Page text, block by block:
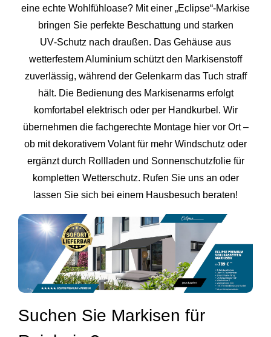
eine echte Wohlfühloase? Mit einer „Eclipse“-Markise
bringen Sie perfekte Beschattung und starken
UV‑Schutz nach draußen. Das Gehäuse aus
wetterfestem Aluminium schützt den Markisenstoff
zuverlässig, während der Gelenkarm das Tuch straff
hält. Die Bedienung des Markisenarms erfolgt
komfortabel elektrisch oder per Handkurbel. Wir
übernehmen die fachgerechte Montage hier vor Ort –
ob mit dekorativem Volant für mehr Windschutz oder
ergänzt durch Rollladen und Sonnenschutzfolie für
kompletten Wetterschutz. Rufen Sie uns an oder
lassen Sie sich bei einem Hausbesuch beraten!
Suchen Sie Markisen für